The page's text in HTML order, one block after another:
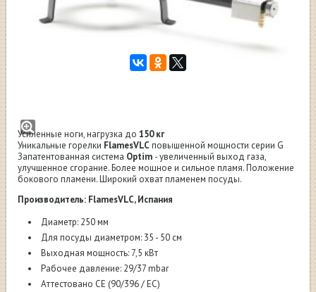
Усиленные ноги, нагрузка до150 кг
Уникальные горелки FlamesVLCповышенной мощности серии G
Запатентованная система Optim - увеличенный выход газа,
улучшенное сгорание. Более мощное и сильное пламя. Положение
бокового пламени. Широкий охват пламенем посуды.
Производитель: FlamesVLC, Испания
Диаметр: 250 мм
Для посуды диаметром: 35 - 50 см
Выходная мощность: 7,5 кВт
Рабочее давление: 29/37 mbar
Аттестовано CE (90/396 / EC)